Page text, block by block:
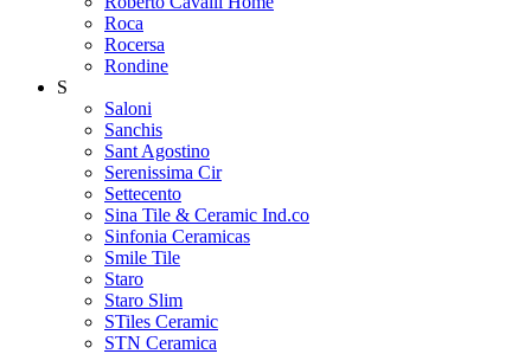
Roca
Rocersa
Rondine
S
Saloni
Sanchis
Sant Agostino
Serenissima Cir
Settecento
Sina Tile & Ceramic Ind.co
Sinfonia Ceramicas
Smile Tile
Staro
Staro Slim
STiles Ceramic
STN Ceramica